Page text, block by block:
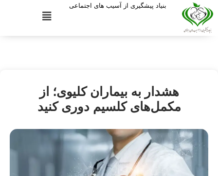
بنیاد پیشگیری از آسیب های اجتماعی
هشدار به بیماران کلیوی؛ از
مکمل‌های کلسیم دوری کنید